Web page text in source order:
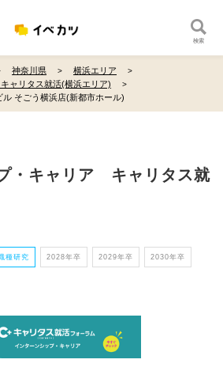
検索
神奈川県
横浜エリア
ャリタス就活(横浜エリア)
そごう横浜店(新都市ホール)
・キャリア キャリタス就
種研究 2028年卒 2029年卒 2030年卒